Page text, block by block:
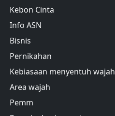
Kebon Cinta
Info ASN
Bisnis
Pernikahan
Kebiasaan menyentuh wajah
Area wajah
Pemm